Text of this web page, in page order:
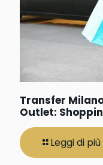
Transfer
Outlet:
Leggi di più